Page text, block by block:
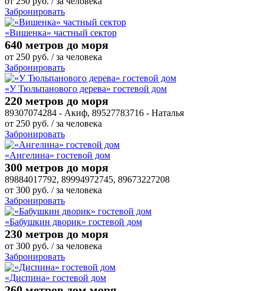
Забронировать
«Вишенка» частный сектор
640 метров до моря
от 250 руб. / за человека
Забронировать
«У Тюльпанового дерева» гостевой дом
220 метров до моря
89307074284 - Акиф, 89527783716 - Наталья
от 250 руб. / за человека
Забронировать
«Ангелина» гостевой дом
300 метров до моря
89884017792, 89994972745, 89673227208
от 300 руб. / за человека
Забронировать
«Бабушкин дворик» гостевой дом
230 метров до моря
от 300 руб. / за человека
Забронировать
«Диспина» гостевой дом